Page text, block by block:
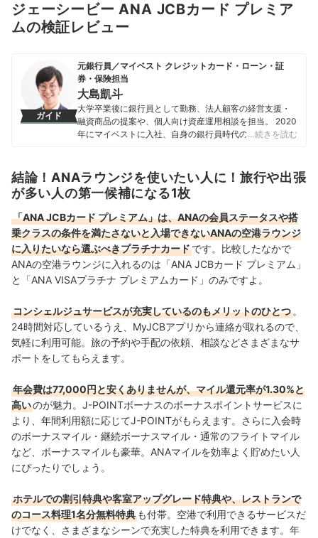
ジェーシービー ANA JCBカード プレミア
ムの検証レビュー
ガイド
元銀行員／マイベスト クレジットカード・ローン・証
券・保険担当
大島凱斗
大学卒業後に銀行員として勤務、法人顧客の経営支援・
融資商品の提案や、個人向け資産運用相談を担当。 2020
年にマイベストに入社、自身の銀行員時代の経験を活か
済を専門に解説コンテンツの制作を統括する。 また、
Yahoo!ファイナンスで借入や投資への疑問や基礎知識に
関する連載も担当している。
大島凱斗のプロフィール
…続きを読む
結論！ANAラウンジを使いたい人に！旅行や出張
が多い人の第一候補になる1枚
「ANA JCBカード プレミアム」は、ANAの会員ステータスや搭
乗クラスの条件を満たさないと入場できないANAの空港ラウンジ
に入りたいなら選ぶべきプラチナカードです。比較したなかで
ANAの空港ラウンジに入れるのは「ANA JCBカード プレミアム」
と「ANA VISAプラチナ プレミアムカード」のみですよ。
コンシェルジュサービスが充実しているのもメリットのひとつ 。
24時間対応しているうえ、MyJCBアプリから連絡が取れるので、
気軽に利用可能。旅の予約や手配の依頼、相談などさまざまなサ
ポートをしてもらえます。
年会費は77,000円と安くありませんが、マイル還元率が1.30%と
高いのが魅力。J-POINTボーナスのボーナスポイントサービスに
より、年間利用額に応じてJ-POINTがもらえます。 さらに入会時
のボーナスマイル・継続ボーナスマイル・通常のフライトマイル
など、ボーナスマイルも豪華。ANAマイルを効率よく貯めたい人
にぴったりでしょう。
ホテルでの割引特典や客室アップグレード特典や、レストランで
のコース料理1名分無料特典 も付帯。空港で利用できるサービスだ
けでなく、さまざまなシーンで充実した特典を利用できます。年